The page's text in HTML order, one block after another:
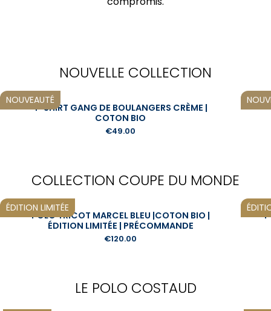
NOUVELLE COLLECTION
NOUVEAUTÉ
T-SHIRT GANG DE BOULANGERS CRÈME |
COTON BIO
€49.00
COLLECTION COUPE DU MONDE
ÉDITION LIMITÉE
POLO TRICOT MARCEL BLEU |COTON BIO |
ÉDITION LIMITÉE | PRÉCOMMANDE
€120.00
LE POLO COSTAUD